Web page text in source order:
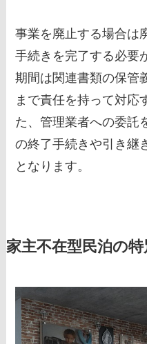
事業を廃止する場合は
手続きを完了する必要
期間は関連書類の保管
まで責任を持って対応
た、管理業者への委託
の終了手続きや引き継
となります。
家主不在型民泊の